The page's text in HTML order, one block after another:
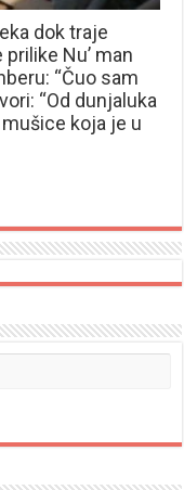
dok traje
Nu’ man
“Čuo sam
“Od dunjaluka
koja je u